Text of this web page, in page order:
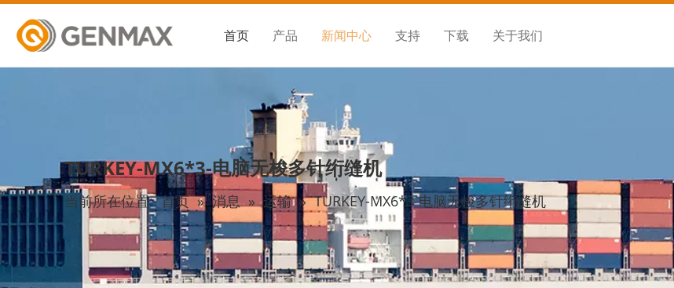
首页 产品 新闻中心 支持 下载 关于我们
TURKEY-MX6*3-电脑无梭多针绗缝机
当前所在位置: 首页 » 消息 » 运输 » TURKEY-MX6*3-电脑无梭多针绗缝机